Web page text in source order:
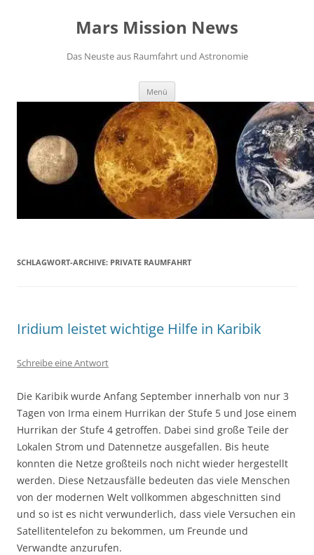
Mars Mission News
Das Neuste aus Raumfahrt und Astronomie
Menü
SCHLAGWORT-ARCHIVE: PRIVATE RAUMFAHRT
Iridium leistet wichtige Hilfe in Karibik
Schreibe eine Antwort
Die Karibik wurde Anfang September innerhalb von nur 3
Tagen von Irma einem Hurrikan der Stufe 5 und Jose einem
Hurrikan der Stufe 4 getroffen. Dabei sind große Teile der
Lokalen Strom und Datennetze ausgefallen. Bis heute
konnten die Netze großteils noch nicht wieder hergestellt
werden. Diese Netzausfälle bedeuten das viele Menschen
von der modernen Welt vollkommen abgeschnitten sind
und so ist es nicht verwunderlich, dass viele Versuchen ein
Satellitentelefon zu bekommen, um Freunde und
Verwandte anzurufen.